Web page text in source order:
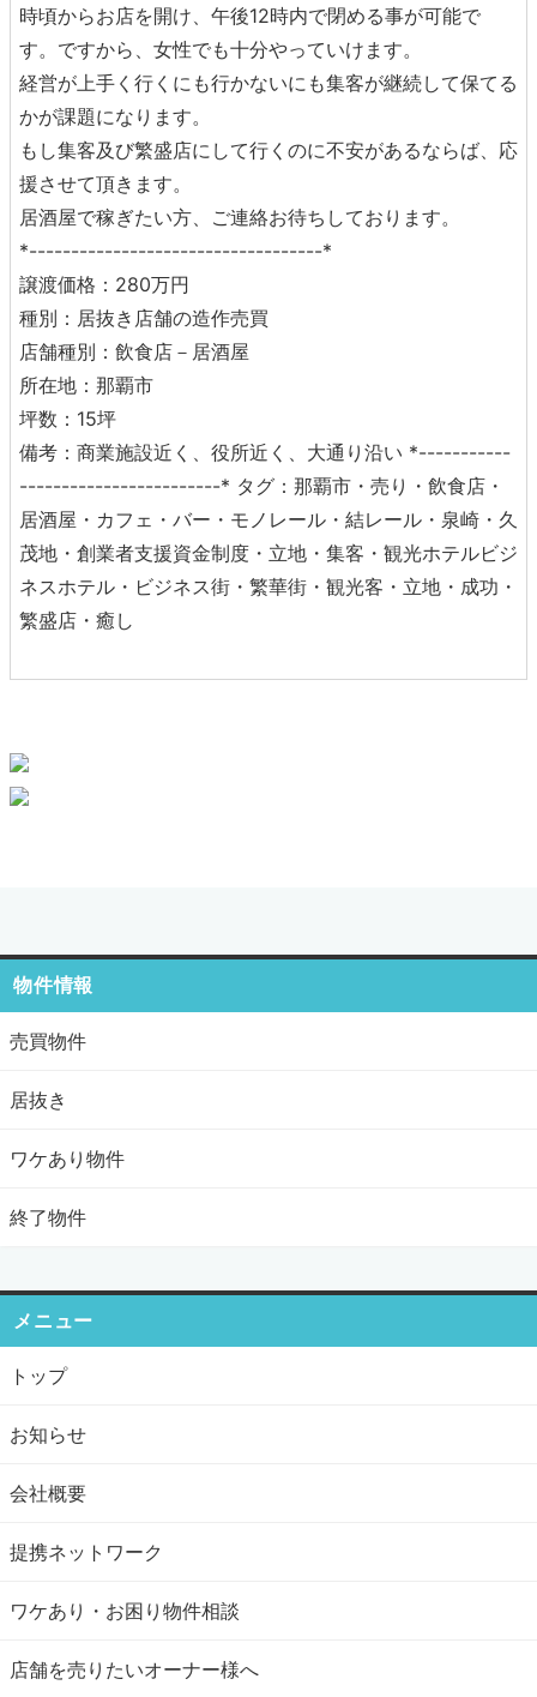
時頃からお店を開け、午後12時内で閉める事が可能で
す。ですから、女性でも十分やっていけます。
経営が上手く行くにも行かないにも集客が継続して保てる
かが課題になります。
もし集客及び繁盛店にして行くのに不安があるならば、応
援させて頂きます。
居酒屋で稼ぎたい方、ご連絡お待ちしております。
*-----------------------------------*
譲渡価格：280万円
種別：居抜き店舗の造作売買
店舗種別：飲食店－居酒屋
所在地：那覇市
坪数：15坪
備考：商業施設近く、役所近く、大通り沿い *-----------
------------------------* タグ：那覇市・売り・飲食店・
居酒屋・カフェ・バー・モノレール・結レール・泉崎・久
茂地・創業者支援資金制度・立地・集客・観光ホテルビジ
ネスホテル・ビジネス街・繁華街・観光客・立地・成功・
繁盛店・癒し
物件情報
売買物件
居抜き
ワケあり物件
終了物件
メニュー
トップ
お知らせ
会社概要
提携ネットワーク
ワケあり・お困り物件相談
店舗を売りたいオーナー様へ